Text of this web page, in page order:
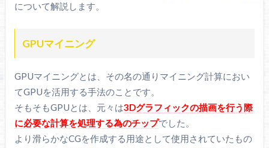
について解説します。
GPUマイニング
GPUマイニングとは、その名の通りマイニング計算におい
てGPUを活用する手法のことです。
そもそもGPUとは、元々は3Dグラフィックの描画を行う際
に必要な計算を処理する為のチップでした。
より滑らかなCGを作成する用途として使用されていたもの